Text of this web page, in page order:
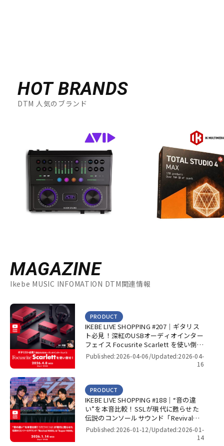
HOT BRANDS
DTM 人気のブランド
MAGAZINE
Ikebe MUSIC INFOMATION DTM関連情報
IKEBE LIVE SHOPPING #207｜ギタリス
ト必見！深紅のUSBオーディオインター
フェイス Focusrite Scarlett を使い倒
せ！【presented by パワーレック】
PRODUCT
Published:2026-04-06/Updated:2026-04-
16
IKEBE LIVE SHOPPING #188｜“音の違
い”を本音比較！SSLが現代に甦らせた
伝説のコンソールサウンド「Revival
4000」＆「Super 9000」【presented
PRODUCT
Published:2026-01-12/Updated:2026-01-
14